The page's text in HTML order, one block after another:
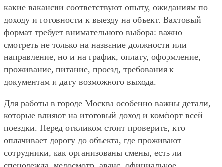
какие вакансии соответствуют опыту, ожиданиям по
доходу и готовности к выезду на объект. Вахтовый
формат требует внимательного выбора: важно
смотреть не только на название должности или
направление, но и на график, оплату, оформление,
проживание, питание, проезд, требования к
документам и дату возможного выхода.
Для работы в городе Москва особенно важны детали,
которые влияют на итоговый доход и комфорт всей
поездки. Перед откликом стоит проверить, кто
оплачивает дорогу до объекта, где проживают
сотрудники, как организованы смены, есть ли